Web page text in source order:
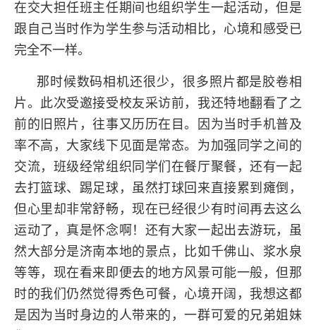
在交大担任班主任期间也组织学生一起活动，但是
跟自己当时作为学生参与活动相比，心境和感受已
完全不一样。
那时候数码相机还很少，很多照片都是胶卷相
片。此次受邀接受校友采访前，我还特地翻看了之
前的旧照片，往事又历历在目。因为当时手机普及
率不高，大家线下见面是常态。为加强同学之间的
交流，班级经常组织同学们在餐厅聚餐，还有一起
去打篮球、踢足球，虽然打球回来直接累到瘫倒，
但心里却非常舒畅，现在已经很少有时间再去这么
运动了，真是怀念啊！还有大家一起出去游玩，虽
然大部分是济南本地的景点，比如千佛山、浆水泉
等等，现在看来即便去的地方风景可能一般，但那
时的我们仍然觉得秀色可餐，心境开阔，我想这都
是因为当时身边的人带来的，一群可爱的兄弟姐妹